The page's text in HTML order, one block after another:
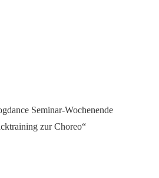
Seminar-Wochenende
zur Choreo“